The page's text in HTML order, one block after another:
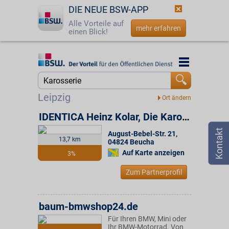
DIE NEUE BSW-APP
Alle Vorteile auf
einen Blick!
mehr erfahren
Startseite
☎ 0800 - 279 25 82
Leipzig
Startseite
13,7 km
3%
IDENTICA Heinz Kolar, Die Karosserie- und Lackexperten
August-Bebel-Str. 21,
04824 Beucha
Auf Karte anzeigen
Zum Partnerprofil
baum-bmwshop24.de
Für Ihren BMW, Mini oder
Ihr BMW-Motorrad. Von